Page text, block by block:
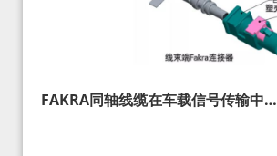
FAKRA同轴线缆在车载信号传输中的